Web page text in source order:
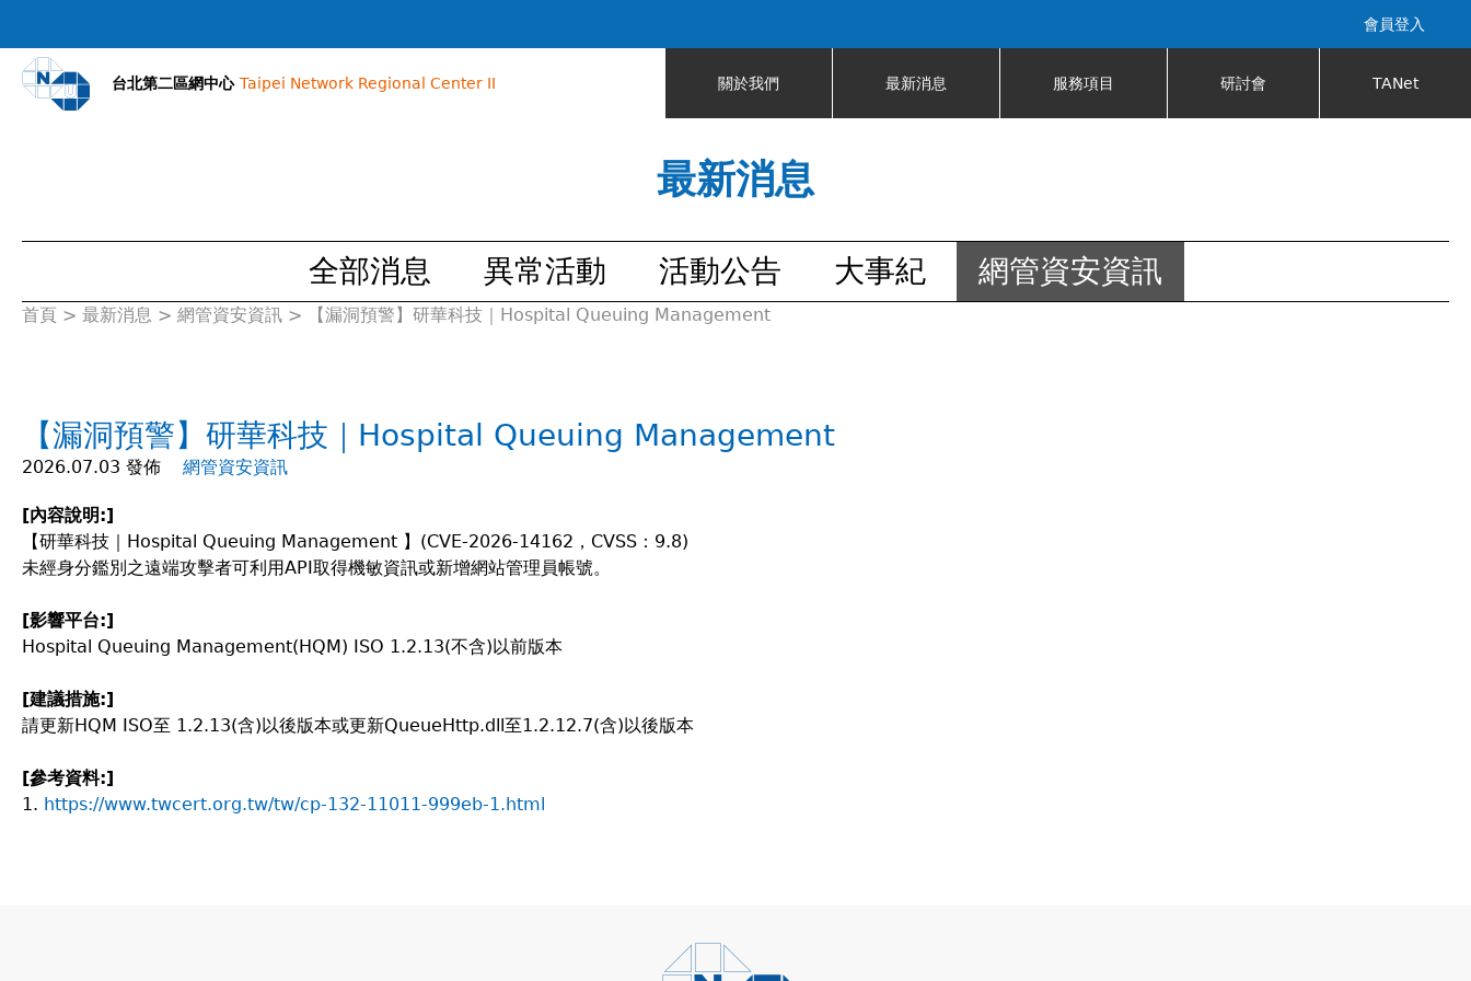
會員登入
台北第二區網中心 Taipei Network Regional Center II 關於我們 最新消息 服務項目 研討會 TANet
最新消息
全部消息 異常活動 活動公告 大事紀 網管資安資訊
您
這
首頁 > 最新消息 > 網管資安資訊 > 【漏洞預警】研華科技｜Hospital Queuing Management
【漏洞預警】研華科技｜Hospital Queuing Management
2026.07.03 發佈 網管資安資訊
[內容說明:]
【研華科技｜Hospital Queuing Management 】(CVE-2026-14162，CVSS：9.8)
未經身分鑑別之遠端攻擊者可利用API取得機敏資訊或新增網站管理員帳號。
[影響平台:]
Hospital Queuing Management(HQM) ISO 1.2.13(不含)以前版本
[建議措施:]
請更新HQM ISO至 1.2.13(含)以後版本或更新QueueHttp.dll至1.2.12.7(含)以後版本
[參考資料:]
1. https://www.twcert.org.tw/tw/cp-132-11011-999eb-1.html